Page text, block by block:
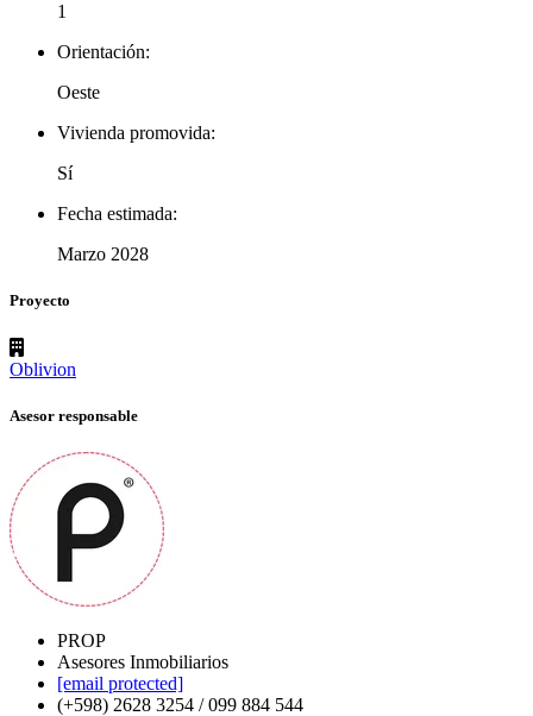
1
Orientación:
Oeste
Vivienda promovida:
Sí
Fecha estimada:
Marzo 2028
Proyecto
Oblivion
Asesor responsable
PROP
Asesores Inmobiliarios
[email protected]
(+598) 2628 3254 / 099 884 544